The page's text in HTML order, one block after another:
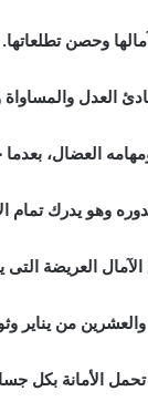
وحصن تطلعاتها.
والمساواة
العضال، بعدما
وهو يدرك تمام
العريضة
من يناير
الأمانة بكل